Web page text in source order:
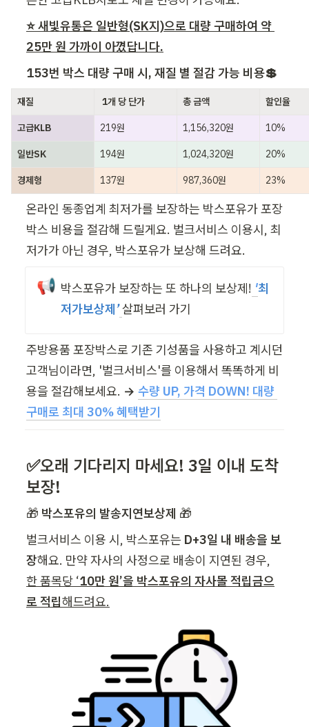
⭐ 새빛유통은 일반형(SK지)으로 대량 구매하여 약
25만 원 가까이 아꼈답니다.
153번 박스 대량 구매 시, 재질 별 절감 가능 비용💲
재질 1개 당 단가 총 금액 할인율
고급KLB 219원 1,156,320원 10%
일반SK 194원 1,024,320원 20%
경제형 137원 987,360원 23%
온라인 동종업계 최저가를 보장하는 박스포유가 포장
박스 비용을 절감해 드릴게요. 벌크서비스 이용시, 최
저가가 아닌 경우, 박스포유가 보상해 드려요.
📢 박스포유가 보장하는 또 하나의 보상제! '최
저가보상제’살펴보러 가기
주방용품 포장박스로 기존 기성품을 사용하고 계시던
고객님이라면, '벌크서비스'를 이용해서 똑똑하게 비
용을 절감해보세요. → 수량 UP, 가격 DOWN! 대량
구매로 최대 30% 혜택받기
✅오래 기다리지 마세요! 3일 이내 도착
보장!
🎁 박스포유의 발송지연보상제 🎁
벌크서비스 이용 시, 박스포유는 D+3일 내 배송을 보
장
한 품목당 ‘10만 원’을 박스포유의 자사몰 적립금으
로 적립해드려요.